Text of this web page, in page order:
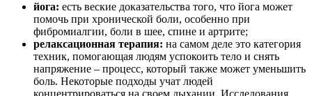
йога: есть веские доказательства того, что йога может
помочь при хронической боли, особенно при
фибромиалгии, боли в шее, спине и артрите;
релаксационная терапия: на самом деле это категория
техник, помогающая людям успокоить тело и снять
напряжение – процесс, который также может уменьшить
боль. Некоторые подходы учат людей